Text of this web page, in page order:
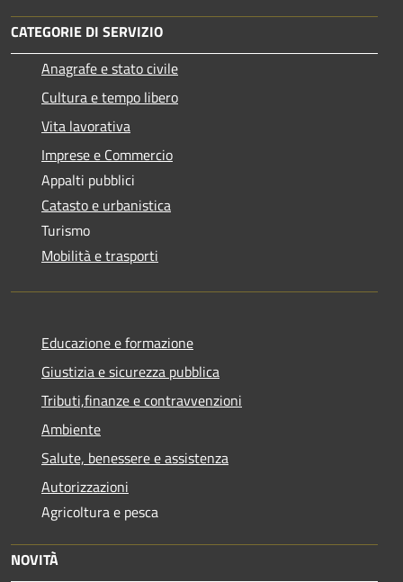
CATEGORIE DI SERVIZIO
Anagrafe e stato civile
Cultura e tempo libero
Vita lavorativa
Imprese e Commercio
Appalti pubblici
Catasto e urbanistica
Turismo
Mobilità e trasporti
Educazione e formazione
Giustizia e sicurezza pubblica
Tributi,finanze e contravvenzioni
Ambiente
Salute, benessere e assistenza
Autorizzazioni
Agricoltura e pesca
NOVITÀ